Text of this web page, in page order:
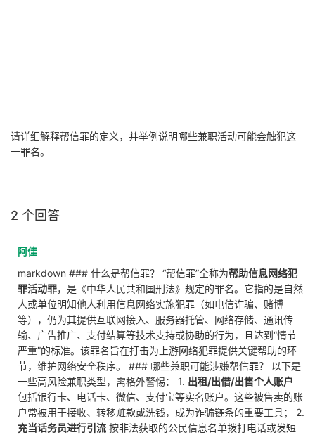
请详细解释帮信罪的定义，并举例说明哪些兼职活动可能会触犯这
一罪名。
2 个回答
阿佳
markdown ### 什么是帮信罪？ “帮信罪”全称为帮助信息网络犯
罪活动罪，是《中华人民共和国刑法》规定的罪名。它指的是自然
人或单位明知他人利用信息网络实施犯罪（如电信诈骗、赌博
等），仍为其提供互联网接入、服务器托管、网络存储、通讯传
输、广告推广、支付结算等技术支持或协助的行为，且达到“情节
严重”的标准。该罪名旨在打击为上游网络犯罪提供关键帮助的环
节，维护网络安全秩序。 ### 哪些兼职可能涉嫌帮信罪？ 以下是
一些高风险兼职类型，需格外警惕： 1. 出租/出借/出售个人账户
包括银行卡、电话卡、微信、支付宝等实名账户。这些被售卖的账
户常被用于接收、转移赃款或洗钱，成为诈骗链条的重要工具； 2.
充当话务员进行引流 按非法获取的公民信息名单拨打电话或发短